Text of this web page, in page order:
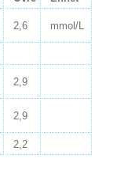
2,6 mmol/L
2,9
2,9
2,2